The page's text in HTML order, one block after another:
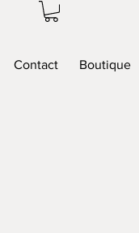
Contact Boutique